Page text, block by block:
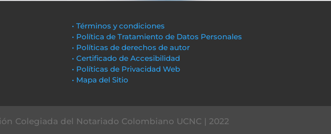
• Términos y condiciones
• Política de Tratamiento de Datos Personales
• Políticas de derechos de autor
• Certificado de Accesibilidad
• Políticas de Privacidad Web
• Mapa del Sitio
Colegiada del Notariado Colombiano UCNC | 2022